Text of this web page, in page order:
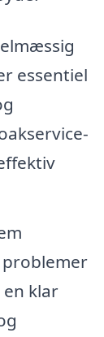
essentiel
klar